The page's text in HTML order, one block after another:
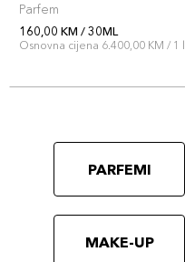
Parfem
160,00 KM / 30ML
Osnovna cijena 6.400,00 KM / 1 l
PARFEMI
MAKE-UP